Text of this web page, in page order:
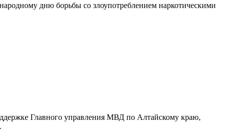
дню борьбы со злоупотреблением наркотическими
Главного управления МВД по Алтайскому краю,